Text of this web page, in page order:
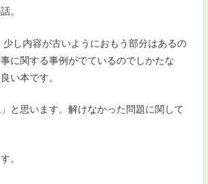
。
し内容が古いようにおもう部分はあるの
に関する事例がでているのでしかたな
い本です。
」と思います。解けなかった問題に関して
。